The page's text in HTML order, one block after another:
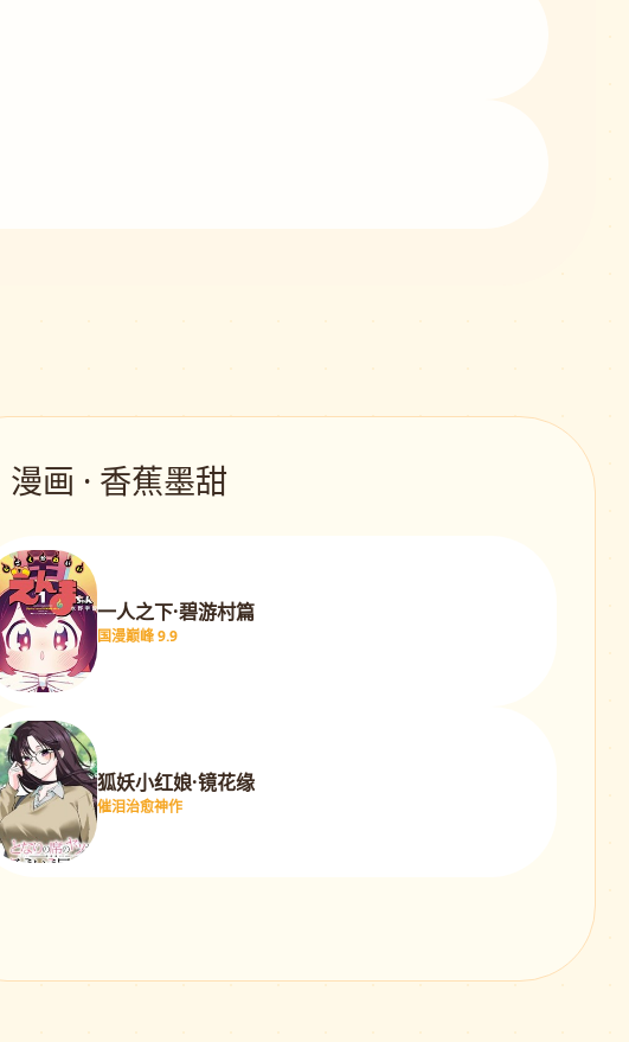
漫画 · 香蕉墨甜
一人之下·碧游村篇
国漫巅峰 9.9
狐妖小红娘·镜花缘
催泪治愈神作